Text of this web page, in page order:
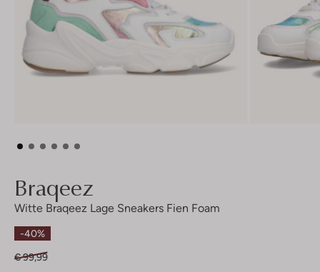
Braqeez
Witte Braqeez Lage Sneakers Fien Foam
-40%
€ 99,99